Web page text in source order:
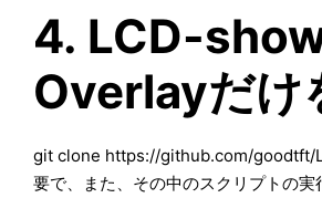
4. LCD-
Overlayだけ
git clone https://github.com/goodtft/
要で、また、その中のスクリプトの実